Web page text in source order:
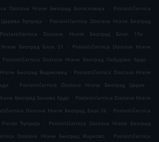
Dostava Hrane Београд Богословија . Poslastičarnica
ћуприја
. Poslastičarnica Dostava Hrane Београд
Poslastičarnica Dostava Hrane Београд Блок 19а
.
Београд Блок 21
. Poslastičarnica Dostava Hrane
Poslastičarnica Dostava Hrane Београд Лабудово брдо
.
Београд Видиковац . Poslastičarnica Dostava Hrane
. Poslastičarnica Dostava Hrane Београд Церак
.
Београд Баново брдо . Poslastičarnica Dostava Hrane
Dostava Hrane Београд Блок 26 . Poslastičarnica
Ћуприја
. Poslastičarnica Dostava Hrane Београд
Dostava Hrane Београд Жарково . Poslastičarnica